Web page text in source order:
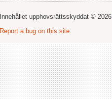
Innehållet upphovsrättsskyddat © 2026
Report a bug on this site.